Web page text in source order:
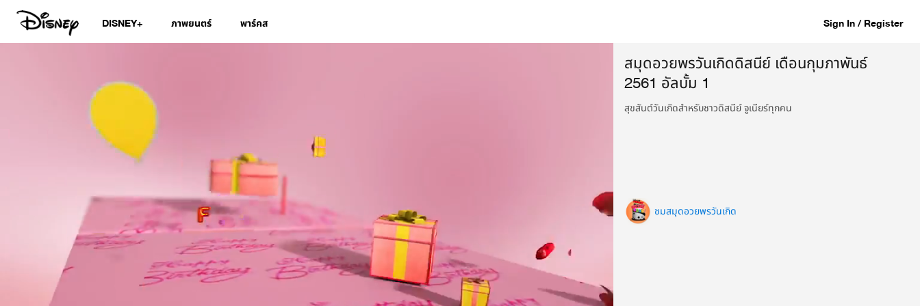
DISNEY+ ภาพยนตร์ พาร์คส Sign In / Register
สมุดอวยพรวันเกิดดิสนีย์ เดือนกุมภาพันธ์
2561 อัลบั้ม 1
สุขสันต์วันเกิดสำหรับชาวดิสนีย์ จูเนียร์ทุกคน
ชมสมุดอวยพรวันเกิด